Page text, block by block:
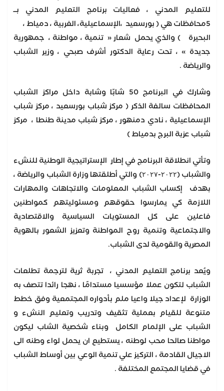
للتعليم المدني ، فعاليات برنامج التعليم المدني بــ
5محافظات هي ( بورسعيد ،الإسماعيلية، الغربية ، دمياط ،
البحيرة ) والذي يحمل شعار « تنمية ، مواطنة ، جمهورية
جديدة » ، تحت رعاية الدكتور أشرف صبحي ، وزير الشباب
والرياضة .
وشارك في البرنامج 50 شابًا وشابة داخل مراكز الشباب
المحافظات سالفة الذكر ( مركز شباب بورسعيد ، مركز شباب
الإسماعيلية ، نادي دمنهور ، مركز شباب مدينة طنطا ، مركز
شباب عزبة البرج بدمياط )
وتأتي انطلاقة البرنامج في إطار الإستراتيجية الوطنية للنشء
والشباب (۲۰۲۲-۲۰۲۷) والتي أطلقتها وزارة الشباب والرياضة ،
بهدف إكساب الشباب المعلومات والاتجاهات والمهارات
اللازمة كي يمارسوا حقوقهم ومسئوليتهم كمواطنين
فاعلين على كل المستويات السياسية والاقتصادية
والاجتماعية وتنمية روح المواطنة وتعزيز الشعور بالهوية
المصرية والقومية لدى الشباب.
ويُعد برنامج التعليم المدني ، تجربة ثرية لترجمة تطلعات
الشباب لتكون عملا مؤسسيا مستدامًا ، نهجا رائدا تتصف به
الوزارة لإعداد جيلا واعيا ملم بأدواره المجتمعية وفق خطط
متنوعة للقيام بعملية تثقيف وتدريب وتعليم النشء و
الشباب على الإلمام الكامل وبناء شخصية الشاب ليكون
مواطنا صالحا محب لوطنه ، يستطيع ان يحمل لواء وطنه الى
الاجيال القادمة ، التركيز علي تنمية الوعي بين أوساط الشباب
في قضايا المجتمع المختلفة .